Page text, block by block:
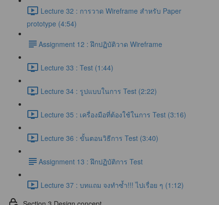
Lecture 32 : การวาด Wireframe สำหรับ Paper
prototype (4:54)
​Assignment 12 : ฝึกปฏิบัติวาด Wireframe
Lecture 33 : Test (1:44)
Lecture 34 : รูปแบบในการ Test (2:22)
Lecture 35 : เครื่องมือที่ต้องใช้ในการ Test (3:16)
Lecture 36 : ขั้นตอนวิธีการ Test (3:40)
​Assignment 13 : ฝึกปฏิบัติการ Test
Lecture 37 : บทแถม จงทำซ้ำ!!! ไปเรื่อย ๆ (1:12)